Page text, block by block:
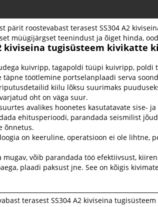
pärit roostevabast terasest SS304 A2
müügijärgset teenindust ja õiget hinda,
kiviseina tugisüsteem kivikatte
kuivripp, tagapoldi tüüpi kuivripp, poldi
töötlemine portselanplaadi serva
kiilu lõksu suurimaks
oht on väga suur.
avalikes hoonetes kasutatavate sise-
ehitusperioodi, parandada seismilist
õnnetus.
on keeruline, operatsioon ei ole lihtne,
võib parandada töö efektiivsust,
plaadi paksust jne. See on kõigis
terasest SS304 A2 kiviseina